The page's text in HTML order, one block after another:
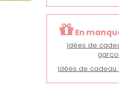
En
Idées de
Idées de cadeau